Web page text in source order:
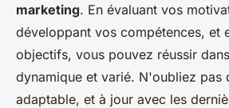
marketing. En évaluant vos
développant vos compétences, et
objectifs, vous pouvez réussir
dynamique et varié. N'oubliez pas
adaptable, et à jour avec les